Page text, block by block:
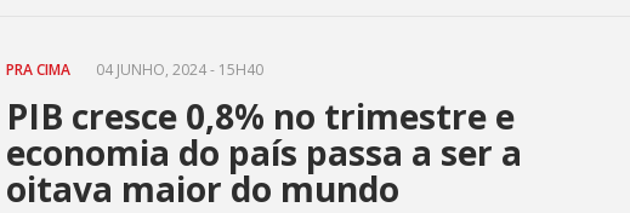
PRA CIMA 04 JUNHO, 2024 - 15H40
PIB cresce 0,8% no trimestre e
economia do país passa a ser a
oitava maior do mundo